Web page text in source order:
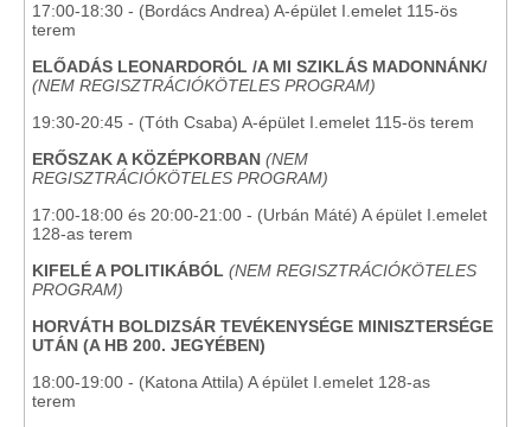
17:00-18:30 - (Bordács Andrea) A-épület I.emelet 115-ös
terem
ELŐADÁS LEONARDORÓL /A MI SZIKLÁS MADONNÁNK/
(NEM REGISZTRÁCIÓKÖTELES PROGRAM)
19:30-20:45 - (Tóth Csaba) A-épület I.emelet 115-ös terem
ERŐSZAK A KÖZÉPKORBAN (NEM
REGISZTRÁCIÓKÖTELES PROGRAM)
17:00-18:00 és 20:00-21:00 - (Urbán Máté) A épület I.emelet
128-as terem
KIFELÉ A POLITIKÁBÓL (NEM REGISZTRÁCIÓKÖTELES
PROGRAM)
HORVÁTH BOLDIZSÁR TEVÉKENYSÉGE MINISZTERSÉGE
UTÁN (A HB 200. JEGYÉBEN)
18:00-19:00 - (Katona Attila) A épület I.emelet 128-as
terem